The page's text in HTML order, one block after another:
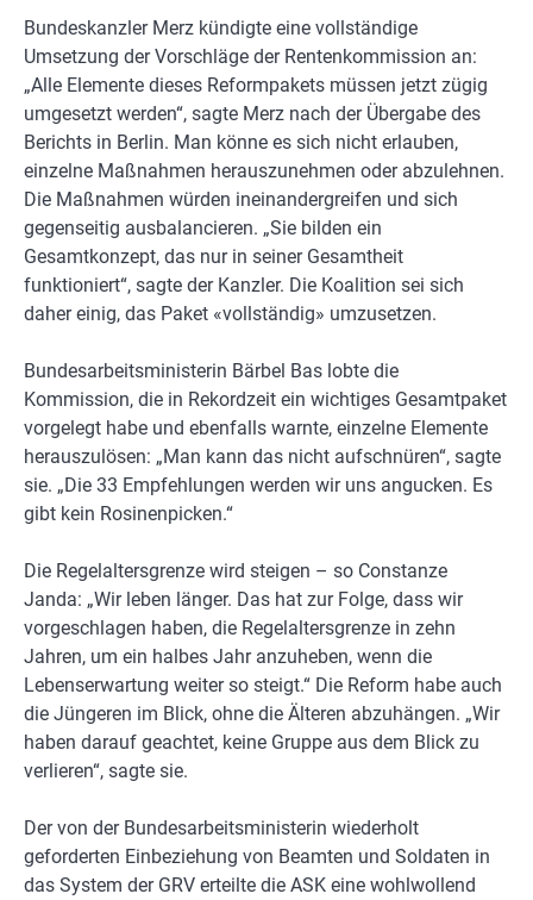
Bundeskanzler Merz kündigte eine vollständige
Umsetzung der Vorschläge der Rentenkommission an:
„Alle Elemente dieses Reformpakets müssen jetzt zügig
umgesetzt werden“, sagte Merz nach der Übergabe des
Berichts in Berlin. Man könne es sich nicht erlauben,
einzelne Maßnahmen herauszunehmen oder abzulehnen.
Die Maßnahmen würden ineinandergreifen und sich
gegenseitig ausbalancieren. „Sie bilden ein
Gesamtkonzept, das nur in seiner Gesamtheit
funktioniert“, sagte der Kanzler. Die Koalition sei sich
daher einig, das Paket «vollständig» umzusetzen.
Bundesarbeitsministerin Bärbel Bas lobte die
Kommission, die in Rekordzeit ein wichtiges Gesamtpaket
vorgelegt habe und ebenfalls warnte, einzelne Elemente
herauszulösen: „Man kann das nicht aufschnüren“, sagte
sie. „Die 33 Empfehlungen werden wir uns angucken. Es
gibt kein Rosinenpicken.“
Die Regelaltersgrenze wird steigen – so Constanze
Janda: „Wir leben länger. Das hat zur Folge, dass wir
vorgeschlagen haben, die Regelaltersgrenze in zehn
Jahren, um ein halbes Jahr anzuheben, wenn die
Lebenserwartung weiter so steigt.“ Die Reform habe auch
die Jüngeren im Blick, ohne die Älteren abzuhängen. „Wir
haben darauf geachtet, keine Gruppe aus dem Blick zu
verlieren“, sagte sie.
Der von der Bundesarbeitsministerin wiederholt
geforderten Einbeziehung von Beamten und Soldaten in
das System der GRV erteilte die ASK eine wohlwollend